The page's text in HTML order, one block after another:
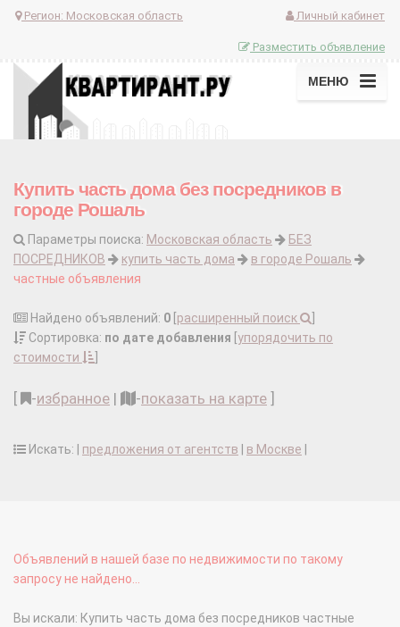
Регион: Московская область Личный кабинет
Разместить объявление
МЕНЮ
Купить часть дома без посредников в
городе Рошаль
Параметры поиска: Московская область
БЕЗ
ПОСРЕДНИКОВ
купить часть дома
в городе Рошаль
частные объявления
Найдено объявлений: 0 расширенный поиск
Сортировка: по дате добавления упорядочить по
стоимости
-избранное | -показать на карте
Искать: | предложения от агентств в Москве
Объявлений в нашей базе по недвижимости по такому
запросу не найдено...
Вы искали: Купить часть дома без посредников частные